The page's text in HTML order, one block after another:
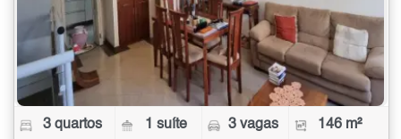
3 quartos 1 suíte 3 vagas 146 m²